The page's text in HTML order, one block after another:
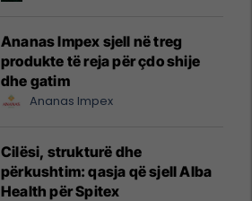
Ananas Impex sjell në treg
produkte të reja për çdo shije
dhe gatim
Ananas Impex
Cilësi, strukturë dhe
përkushtim: qasja që sjell Alba
Health për Spitex